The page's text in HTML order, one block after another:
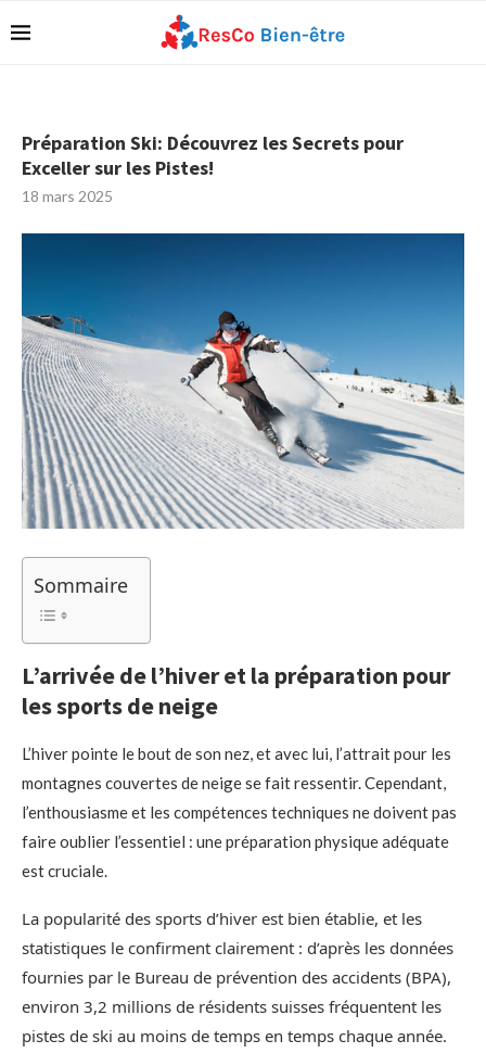
Préparation Ski: Découvrez les Secrets pour
Exceller sur les Pistes!
18 mars 2025
Sommaire
L’arrivée de l’hiver et la préparation pour
les sports de neige
L’hiver pointe le bout de son nez, et avec lui, l’attrait pour les
montagnes couvertes de neige se fait ressentir. Cependant,
l’enthousiasme et les compétences techniques ne doivent pas
faire oublier l’essentiel : une préparation physique adéquate
est cruciale.
La popularité des sports d’hiver est bien établie, et les
statistiques le confirment clairement : d’après les données
fournies par le Bureau de prévention des accidents (BPA),
environ 3,2 millions de résidents suisses fréquentent les
pistes de ski au moins de temps en temps chaque année.